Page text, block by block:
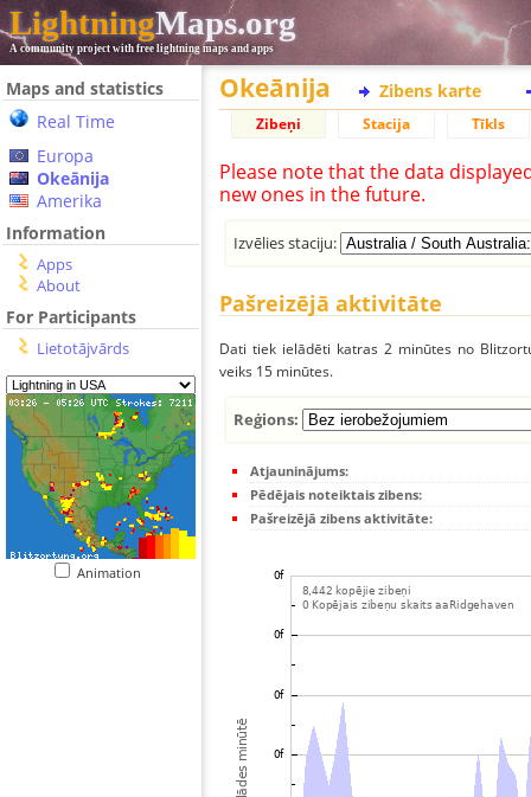
LightningMaps.org
A community project with free lightning maps and apps
Maps and statistics
Real Time
Europa
Okeānija
Amerika
Information
Apps
About
For Participants
Lietotājvārds
Animation
Okeānija Zibens karte
Zibeņi Stacija Tīkls
Please note that the data
new ones in the future.
Izvēlies staciju:
Pašreizējā aktivitāte
Dati tiek ielādēti katras 2 minūtes no
veiks 15 minūtes.
Reģions:
Atjauninājums:
Pēdējais noteiktais zibens:
Pašreizējā zibens aktivitāte: